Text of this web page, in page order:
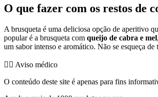
O que fazer com os restos de
A brusqueta é uma deliciosa opção de aperitivo
popular é a brusqueta com queijo de cabra e mel
um sabor intenso e aromático. Não se esqueça
👨‍⚕️️ Aviso médico
O conteúdo deste site é apenas para fins